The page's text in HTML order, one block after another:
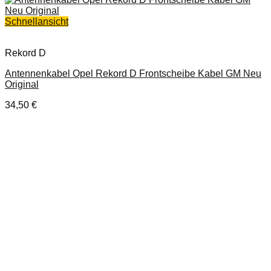
Schnellansicht
Rekord D
Antennenkabel Opel Rekord D Frontscheibe Kabel GM Neu
Original
34,50 €